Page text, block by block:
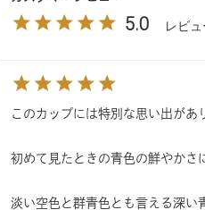
5.0 レビュ
このカップには特別な思い出があ
初めて見たときの青色の鮮やかさ
淡い空色と群青色とも言える深い